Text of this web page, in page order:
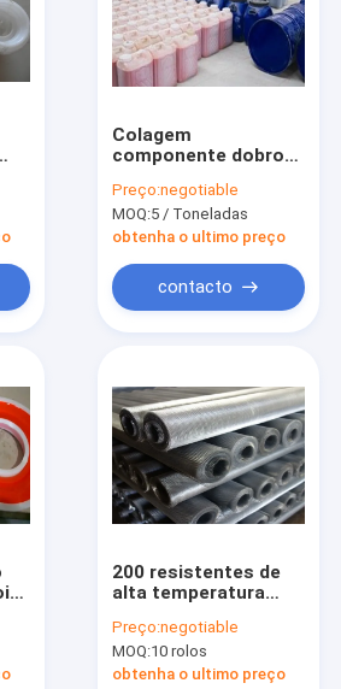
de ar
do ar
de aço inoxidável
Colagem
componente dobro
poliuretano para o
filtro e a construção
de ar
Preço:negotiable
MOQ:5 / Toneladas
obtenha o ultimo preço
contacto
200 resistentes de
alta temperatura
Screen Galvanized
chapeado
Preço:negotiable
MOQ:10 rolos
obtenha o ultimo preço